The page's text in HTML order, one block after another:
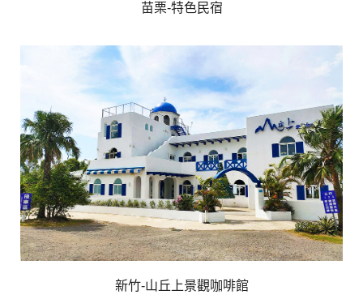
苗栗-特色民宿
新竹-山丘上景觀咖啡館